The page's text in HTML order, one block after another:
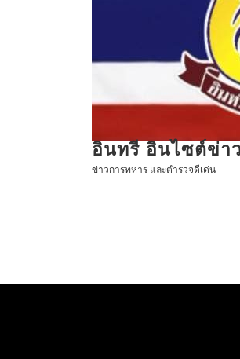
อินทรี อินไซต์ข่า
ข่าวการทหาร และตำรวจดีเด่น